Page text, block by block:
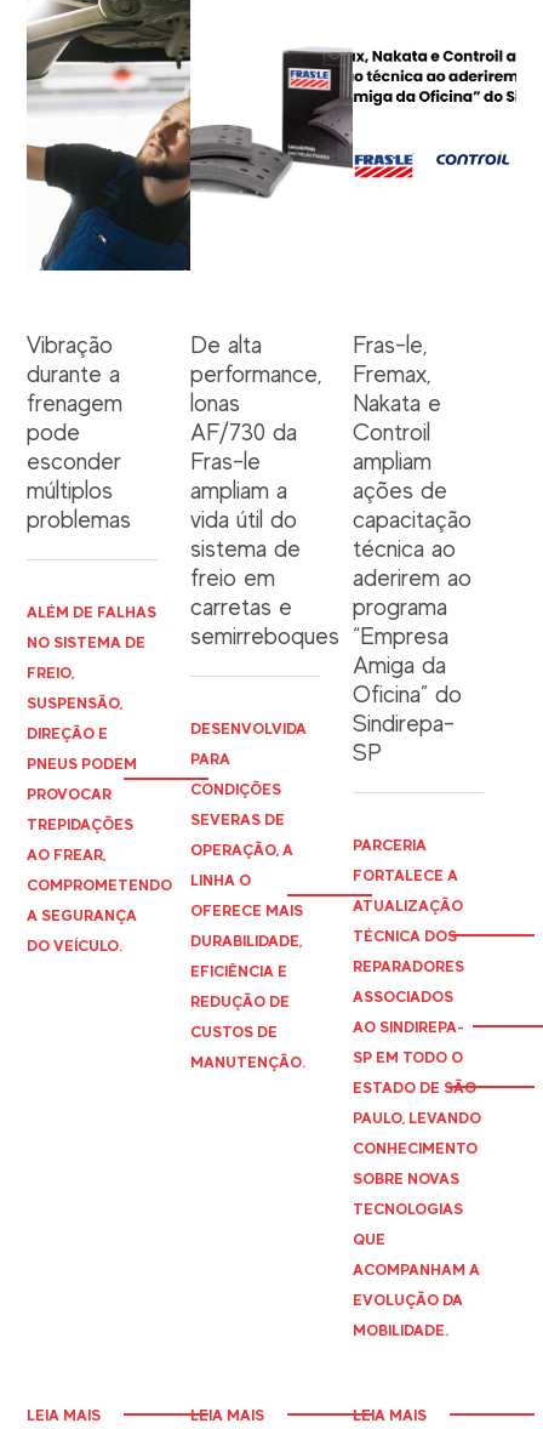
Vibração
durante a
frenagem
pode
esconder
múltiplos
problemas
ALÉM DE FALHAS
NO SISTEMA DE
FREIO,
SUSPENSÃO,
DIREÇÃO E
PNEUS PODEM
PROVOCAR
TREPIDAÇÕES
AO FREAR,
COMPROMETENDO
A SEGURANÇA
DO VEÍCULO.
LEIA MAIS
De alta
performance,
lonas
AF/730 da
Fras-le
ampliam a
vida útil do
sistema de
freio em
carretas e
semirreboques
DESENVOLVIDA
PARA
CONDIÇÕES
SEVERAS DE
OPERAÇÃO, A
LINHA O
OFERECE MAIS
DURABILIDADE,
EFICIÊNCIA E
REDUÇÃO DE
CUSTOS DE
MANUTENÇÃO.
LEIA MAIS
Fras-le,
Fremax,
Nakata e
Controil
ampliam
ações de
capacitação
técnica ao
aderirem ao
programa
“Empresa
Amiga da
Oficina” do
Sindirepa-
SP
PARCERIA
FORTALECE A
ATUALIZAÇÃO
TÉCNICA DOS
REPARADORES
ASSOCIADOS
AO SINDIREPA-
SP EM TODO O
ESTADO DE SÃO
PAULO, LEVANDO
CONHECIMENTO
SOBRE NOVAS
TECNOLOGIAS
QUE
ACOMPANHAM A
EVOLUÇÃO DA
MOBILIDADE.
LEIA MAIS